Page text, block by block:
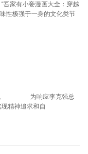
吾家有小妾漫画大全：穿越
性极强于一身的文化类节
驻。 为响应李克强总
精神追求和自